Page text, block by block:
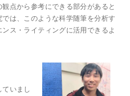
点から参考にできる部分があると
は、このような科学随筆を分析す
ス・ライティングに活用できるよ
いまし